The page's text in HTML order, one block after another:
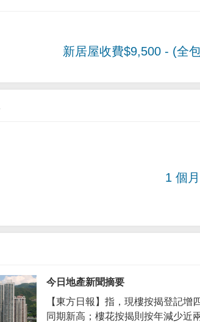
新居屋收費$9,500 - (全
1 個
今日地產新聞摘要
【東方日報】指，現樓按揭登記
同期新高；樓花按揭則按年減少近